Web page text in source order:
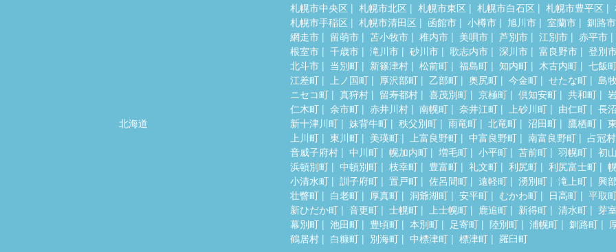
北海道
札幌市中央区 札幌市北区 札幌市東区 札幌市白石区 札幌市豊平区
札幌市手稲区
札幌市清田区 函館市 小樽市 旭川市 室蘭市
釧路市
網走市
留萌市 苫小牧市 稚内市 美唄市 芦別市 江別市
赤平市
根室市
千歳市 滝川市 砂川市 歌志内市 深川市 富良野市
登別
北斗市
当別町 新篠津村 松前町 福島町 知内町 木古内町
七飯
江差町
上ノ国町 厚沢部町 乙部町 奥尻町 今金町 せたな町
島
ニセコ町
真狩村 留寿都村 喜茂別町 京極町 倶知安町 共和町
仁木町
余市町 赤井川村 南幌町 奈井江町 上砂川町 由仁町
長
新十津川町
妹背牛町 秩父別町 雨竜町 北竜町 沼田町 鷹栖町
上川町
東川町 美瑛町 上富良野町 中富良野町 南富良野町
占冠村
音威子府村
中川町 幌加内町 増毛町 小平町 苫前町 羽幌町
初
浜頓別町
中頓別町 枝幸町 豊富町 礼文町 利尻町 利尻富士町
小清水町
訓子府町 置戸町 佐呂間町 遠軽町 湧別町 滝上町
興
壮瞥町
白老町 厚真町 洞爺湖町 安平町 むかわ町 日高町
平取
新ひだか町
音更町 士幌町 上士幌町 鹿追町 新得町 清水町
芽
幕別町
池田町 豊頃町 本別町 足寄町 陸別町 浦幌町 釧路町
鶴居村
白糠町 別海町 中標津町 標津町 羅臼町